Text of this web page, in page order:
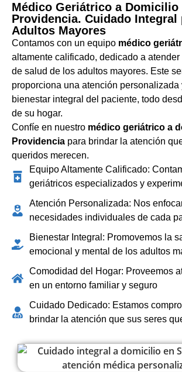
Médico Geriátrico a Domicilio
Providencia. Cuidado Integral
Adultos Mayores
Contamos con un equipo médico
altamente calificado, dedicado a
de salud de los adultos mayores. Este
proporciona una atención personalizada
bienestar integral del paciente, todo
de su hogar.
Confíe en nuestro médico geriátrico a
Providencia para brindar la atención
queridos merecen.
Equipo Altamente Calificado:
geriátricos especializados y
Atención Personalizada: Nos
necesidades individuales de cada
Bienestar Integral: Promovemos la
emocional y mental de los adultos
Comodidad del Hogar: Proveemos
en un entorno familiar y seguro
Cuidado Dedicado: Estamos
brindar la atención que sus seres